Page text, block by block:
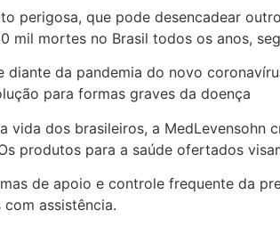
perigosa, que pode desencadear
mortes no Brasil todos os anos,
diante da pandemia do novo
para formas graves da doença
vida dos brasileiros, a
produtos para a saúde ofertados
de apoio e controle frequente da
assistência.